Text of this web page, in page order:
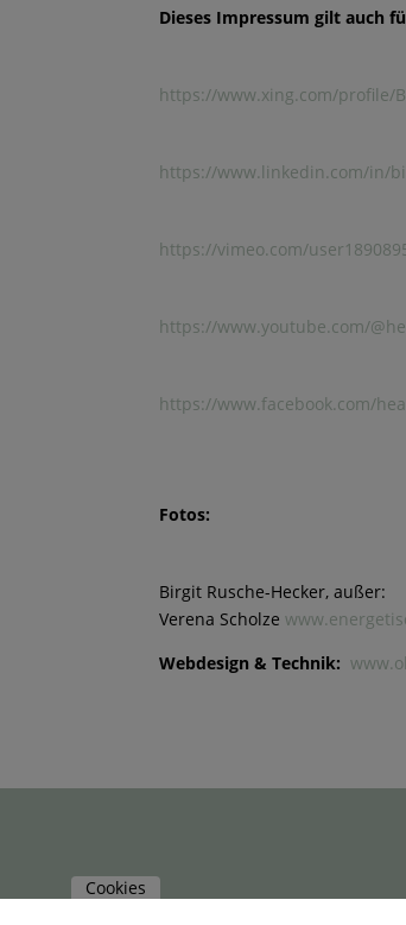
Dieses Impressum gilt auch
https://www.xing.com/profile/
https://www.linkedin.com/in/
https://vimeo.com/
https://www.youtube.com/
https://www.facebook.com/
Fotos:
Birgit Rusche-Hecker, außer:
Verena Scholze
Webdesign & Technik:
Cookies